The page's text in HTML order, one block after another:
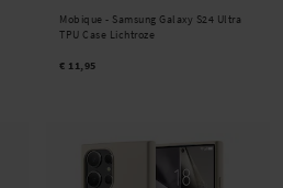
Mobique - Samsung Galaxy S24 Ultra
TPU Case Lichtroze
€ 11,95